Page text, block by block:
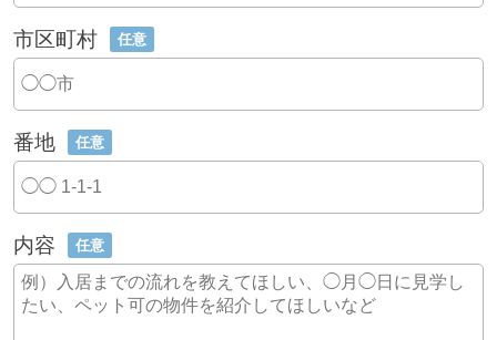
市区町村 任意
番地 任意
内容 任意